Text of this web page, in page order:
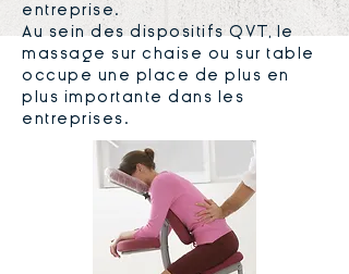
entreprise.
Au sein des dispositifs QVT, le
massage sur chaise ou sur table
occupe une place de plus en
plus importante dans les
entreprises.